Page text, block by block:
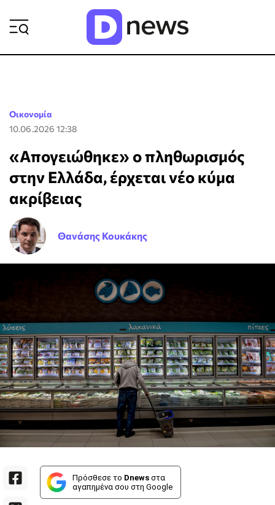
Οικονομία
10.06.2026 12:38
«Απογειώθηκε» ο πληθωρισμός
στην Ελλάδα, έρχεται νέο κύμα
ακρίβειας
Θανάσης Κουκάκης
Πρόσθεσε το Dnews στα
αγαπημένα σου στη Google